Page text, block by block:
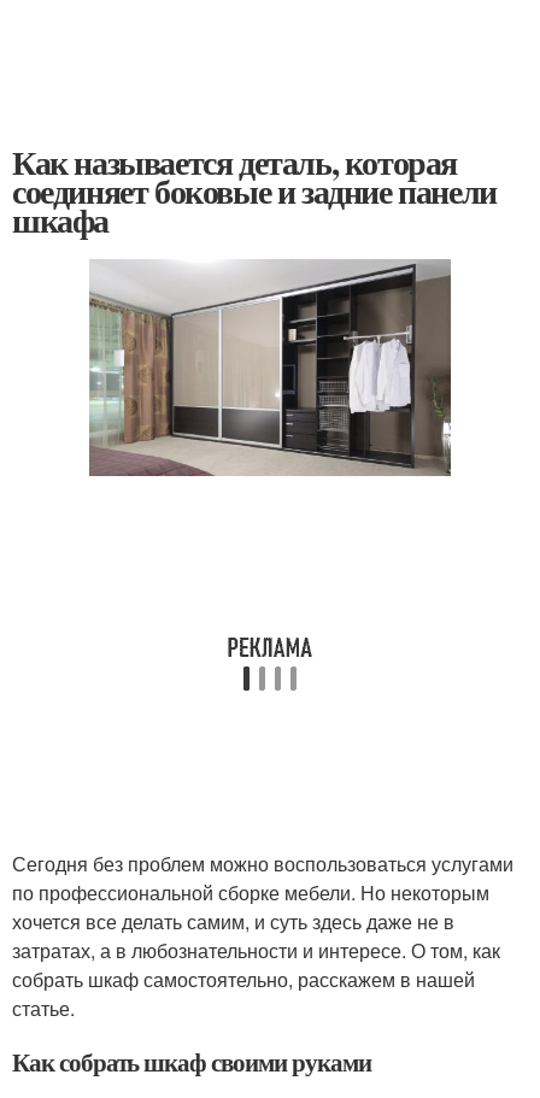
Как называется деталь, которая
соединяет боковые и задние панели
шкафа
Сегодня без проблем можно воспользоваться услугами
по профессиональной сборке мебели. Но некоторым
хочется все делать самим, и суть здесь даже не в
затратах, а в любознательности и интересе. О том, как
собрать шкаф самостоятельно, расскажем в нашей
статье.
Как собрать шкаф своими руками